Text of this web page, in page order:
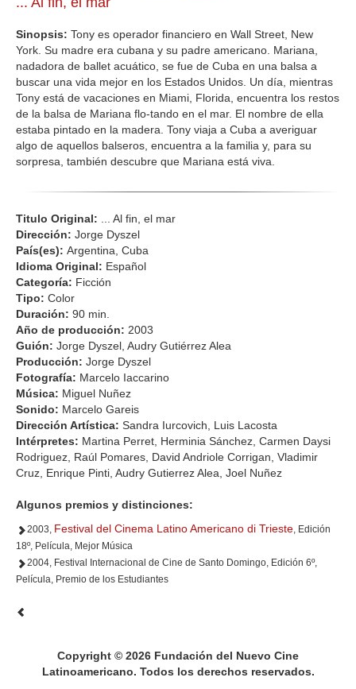
Sinopsis: Tony es operador financiero en Wall Street, New
York. Su madre era cubana y su padre americano. Mariana,
nadadora de ballet acuático, se fue de Cuba en una balsa a
buscar una vida mejor en los Estados Unidos. Un día, mientras
Tony está de vacaciones en Miami, Florida, encuentra los restos
de la balsa de Mariana flo-tando en el mar. El nombre de ella
estaba pintado en la madera. Tony viaja a Cuba a averiguar
algo de aquellos balseros, encuentra a la familia y, para su
sorpresa, también descubre que Mariana está viva.
Titulo Original:
... Al fin, el mar
Dirección: Jorge Dyszel
País(es): Argentina, Cuba
Idioma Original: Español
Categoría: Ficción
Tipo: Color
Duración: 90 min.
Año de producción: 2003
Guión: Jorge Dyszel, Audry Gutiérrez Alea
Producción: Jorge Dyszel
Fotografía: Marcelo Iaccarino
Música: Miguel Nuñez
Sonido: Marcelo Gareis
Dirección Artística: Sandra Iurcovich, Luis Lacosta
Intérpretes: Martina Perret, Herminia Sánchez, Carmen Daysi
Rodriguez, Raúl Pomares, David Andriole Corrigan, Vladimir
Cruz, Enrique Pinti, Audry Gutierrez Alea, Joel Nuñez
Algunos premios y distinciones:
2003, Festival del Cinema Latino Americano di Trieste, Edición
18º, Película, Mejor Música
2004, Festival Internacional de Cine de Santo Domingo, Edición 6º,
Película, Premio de los Estudiantes
Copyright © 2026 Fundación del Nuevo Cine
Latinoamericano. Todos los derechos reservados.